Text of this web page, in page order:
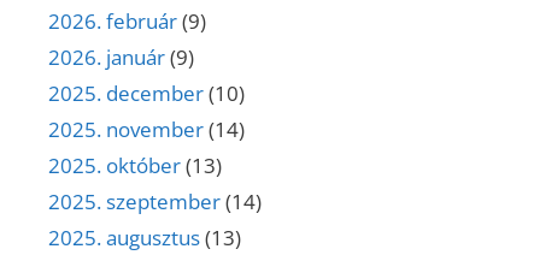
2026. február(9)
2026. január(9)
2025. december(10)
2025. november(14)
2025. október(13)
2025. szeptember(14)
2025. augusztus(13)